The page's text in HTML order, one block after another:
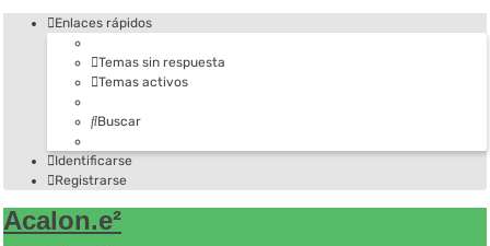
Enlaces rápidos
Temas sin respuesta
Temas activos
Buscar
Identificarse
Registrarse
Acalon.e²